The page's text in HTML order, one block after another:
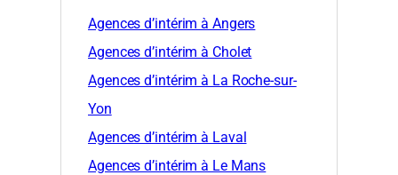
Agences d’intérim à Angers
Agences d’intérim à Cholet
Agences d’intérim à La Roche-sur-
Yon
Agences d’intérim à Laval
Agences d’intérim à Le Mans